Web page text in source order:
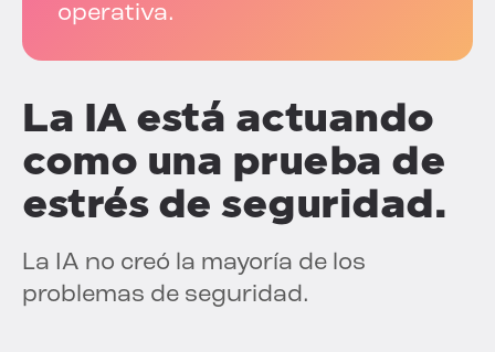
operativa.
La IA está actuando
como una prueba de
estrés de seguridad.
La IA no creó la mayoría de los
problemas de seguridad.